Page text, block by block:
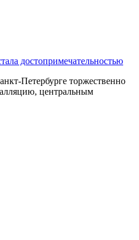
достопримечательностью
Петербурге торжественно
центральным